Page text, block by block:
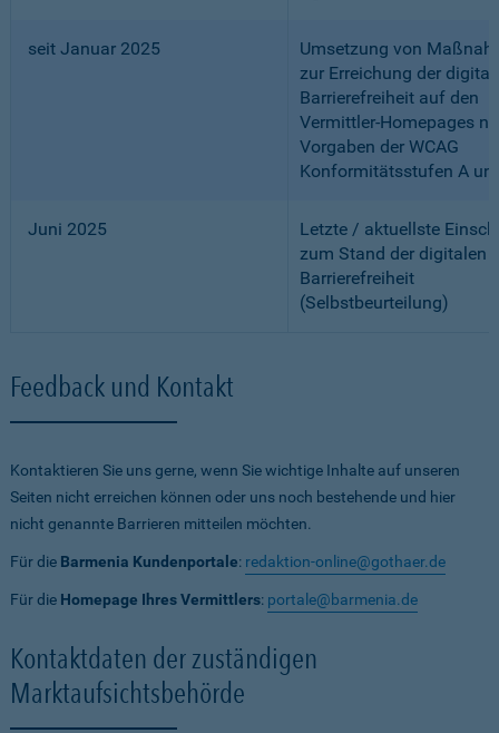
seit Januar 2025
Umsetzung von
zur Erreichung der
Barrierefreiheit auf den
Vermittler-Homepages
Vorgaben der WCAG
Konformitätsstufen A
Juni 2025
Letzte / aktuellste
zum Stand der digitalen
Barrierefreiheit
(Selbstbeurteilung)
Feedback und Kontakt
Kontaktieren Sie uns gerne, wenn Sie wichtige Inhalte auf unseren
Seiten nicht erreichen können oder uns noch bestehende und hier
nicht genannte Barrieren mitteilen möchten.
Für die Barmenia Kundenportale: redaktion-online@gothaer.de
Für die Homepage Ihres Vermittlers: portale@barmenia.de
Kontaktdaten der zuständigen
Marktaufsichtsbehörde